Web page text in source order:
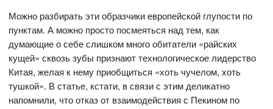
Можно разбирать эти образчики европейской глупости по
пунктам. А можно просто посмеяться над тем, как
думающие о себе слишком много обитатели «райских
кущей» сквозь зубы признают технологическое лидерство
Китая, желая к нему приобщиться «хоть чучелом, хоть
тушкой». В статье, кстати, в связи с этим деликатно
напомнили, что отказ от взаимодействия с Пекином по